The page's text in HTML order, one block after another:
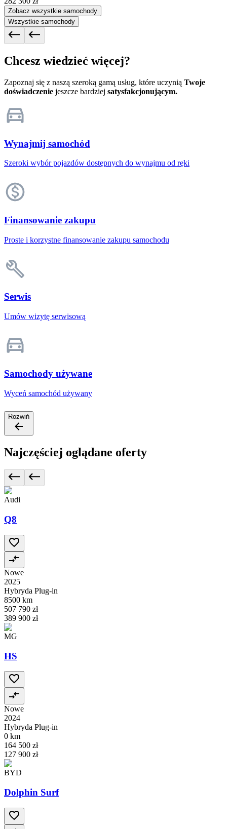
Zobacz wszystkie samochody
Wszystkie samochody
Chcesz wiedzieć więcej?
Zapoznaj się z naszą szeroką gamą usług, które uczynią Twoje
doświadczenie jeszcze bardziej satysfakcjonującym.
Wynajmij samochód
Szeroki wybór pojazdów dostępnych do wynajmu od ręki
Finansowanie zakupu
Proste i korzystne finansowanie zakupu samochodu
Serwis
Umów wizytę serwisową
Samochody używane
Wyceń samochód używany
Rozwiń
Najczęściej oglądane oferty
Audi
Q8
Nowe
2025
Hybryda Plug-in
8500 km
507 790 zł
389 900 zł
MG
HS
Nowe
2024
Hybryda Plug-in
0 km
164 500 zł
127 900 zł
BYD
Dolphin Surf